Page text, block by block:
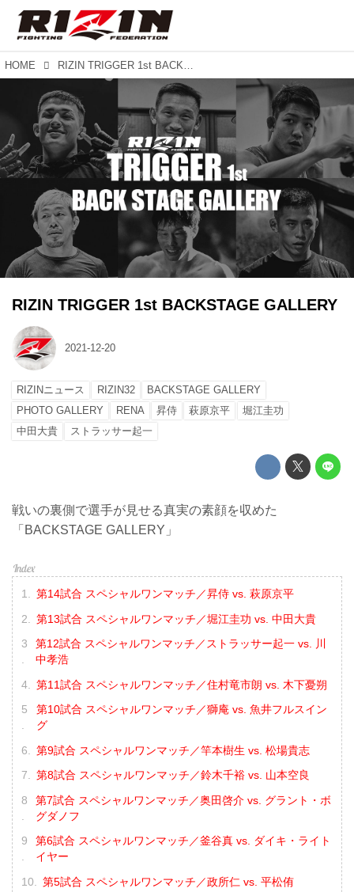
HOME RIZIN TRIGGER 1st BACKSTAGE GALLERY
RIZIN TRIGGER 1st BACKSTAGE GALLERY
2021-12-20
RIZINニュース RIZIN32
BACKSTAGE GALLERY
PHOTO GALLERY
RENA 昇侍 萩原京平
堀江圭功
中田大貴
ストラッサー起一
戦いの裏側で選手が見せる真実の素顔を収めた
「BACKSTAGE GALLERY」
第14試合 スペシャルワンマッチ／昇侍 vs. 萩原京平
第13試合 スペシャルワンマッチ／堀江圭功 vs. 中田大貴
第12試合 スペシャルワンマッチ／ストラッサー起一 vs. 川
中孝浩
第11試合 スペシャルワンマッチ／住村竜市朗 vs. 木下憂朔
第10試合 スペシャルワンマッチ／獅庵 vs. 魚井フルスイン
グ
第9試合 スペシャルワンマッチ／竿本樹生 vs. 松場貴志
第8試合 スペシャルワンマッチ／鈴木千裕 vs. 山本空良
第7試合 スペシャルワンマッチ／奥田啓介 vs. グラント・ボ
グダノフ
第6試合 スペシャルワンマッチ／釜谷真 vs. ダイキ・ライト
イヤー
第5試合 スペシャルワンマッチ／政所仁 vs. 平松侑